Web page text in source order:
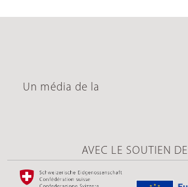
Un média de la
AVEC LE SOUTIEN DE